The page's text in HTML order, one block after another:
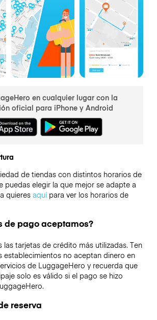
en cualquier lugar con la
oficial para iPhone y Android
de tiendas con distintos horarios de
puedas elegir la que mejor se adapte a
quieres aquípara ver los horarios de
de pago aceptamos?
las tarjetas de crédito más utilizadas. Ten
establecimientos no aceptan dinero en
de LuggageHero y recuerda que
solo es válido si el pago se hizo
reserva